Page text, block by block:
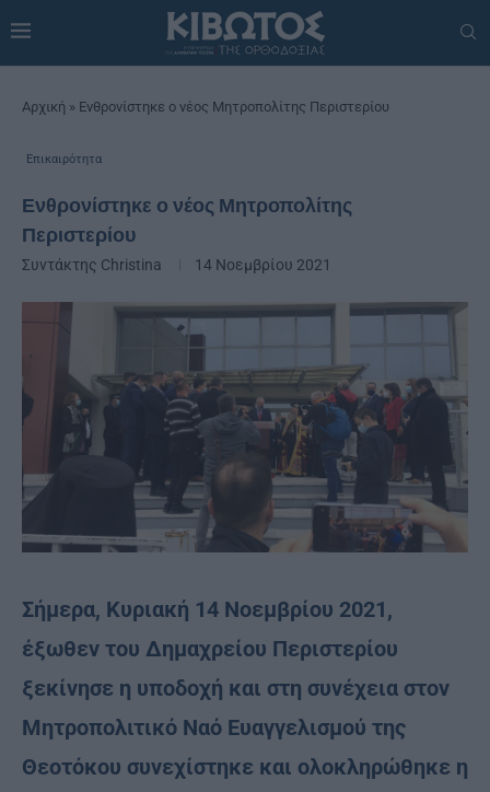
Αρχική » Ενθρονίστηκε ο νέος Μητροπολίτης Περιστερίου
Επικαιρότητα
Ενθρονίστηκε ο νέος Μητροπολίτης
Περιστερίου
Συντάκτης Christina 14 Νοεμβρίου 2021
Σήμερα, Κυριακή 14 Νοεμβρίου 2021,
έξωθεν του Δημαχρείου Περιστερίου
ξεκίνησε η υποδοχή και στη συνέχεια στον
Μητροπολιτικό Ναό Ευαγγελισμού της
Θεοτόκου συνεχίστηκε και ολοκληρώθηκε η